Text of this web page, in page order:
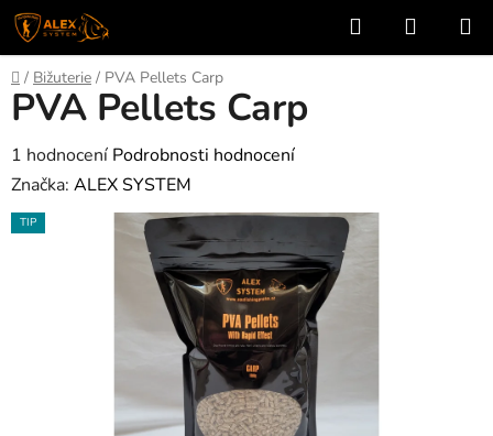
Přejít
na
obsah
Hledat
KOŠÍK
Domů
/ Bižuterie / PVA Pellets Carp
PVA Pellets Carp
Průměrné
hodnocení
produktu
1 hodnocení Podrobnosti hodnocení
Značka: ALEX SYSTEM
TIP